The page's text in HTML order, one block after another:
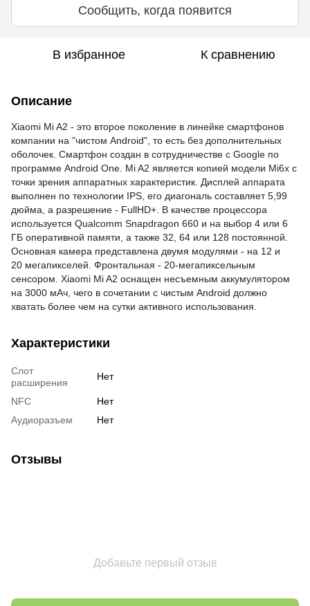
Сообщить, когда появится
В избранное К сравнению
Описание
Xiaomi Mi A2 - это второе поколение в линейке смартфонов
компании на "чистом Android", то есть без дополнительных
оболочек. Смартфон создан в сотрудничестве с Google по
программе Android One. Mi A2 является копией модели Mi6x с
точки зрения аппаратных характеристик. Дисплей аппарата
выполнен по технологии IPS, его диагональ составляет 5,99
дюйма, а разрешение - FullHD+. В качестве процессора
используется Qualcomm Snapdragon 660 и на выбор 4 или 6
ГБ оперативной памяти, а также 32, 64 или 128 постоянной.
Основная камера представлена двумя модулями - на 12 и
20 мегапикселей. Фронтальная - 20-мегапиксельным
сенсором. Xiaomi Mi A2 оснащен несъемным аккумулятором
на 3000 мАч, чего в сочетании с чистым Android должно
хватать более чем на сутки активного использования.
Характеристики
Слот
расширения
Нет
NFC
Нет
Аудиоразъем
Нет
Отзывы
Добавьте первый отзыв